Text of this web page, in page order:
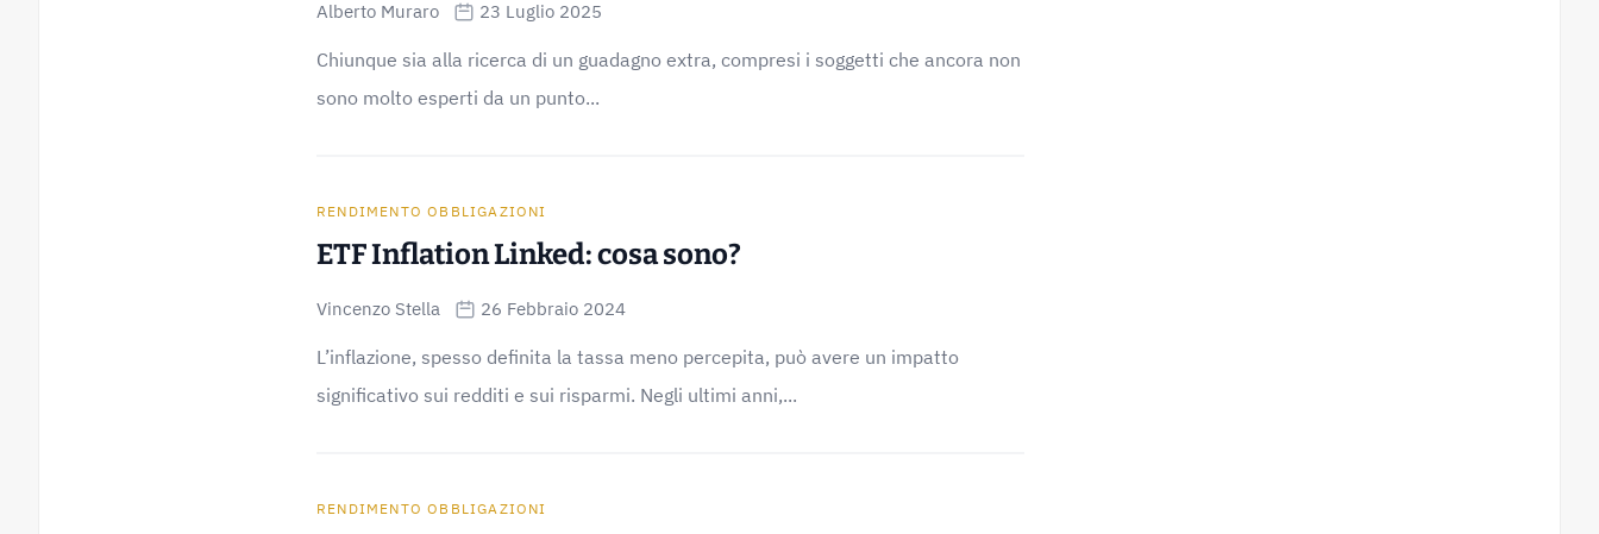
Alberto Muraro 23 Luglio 2025
Chiunque sia alla ricerca di un guadagno extra, compresi i soggetti che ancora non
sono molto esperti da un punto...
RENDIMENTO OBBLIGAZIONI
ETF Inflation Linked: cosa sono?
Vincenzo Stella 26 Febbraio 2024
L’inflazione, spesso definita la tassa meno percepita, può avere un impatto
significativo sui redditi e sui risparmi. Negli ultimi anni,...
RENDIMENTO OBBLIGAZIONI